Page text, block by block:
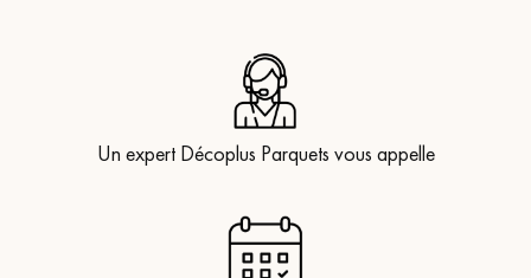
Un expert Décoplus Parquets vous appelle